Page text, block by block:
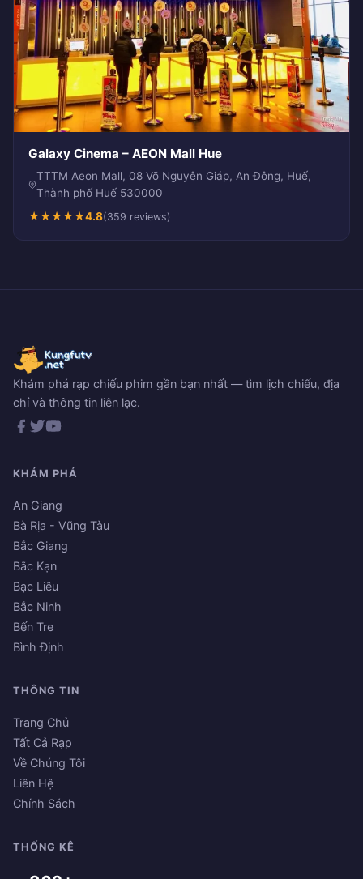
Galaxy Cinema – AEON Mall Hue
TTTM Aeon Mall, 08 Võ Nguyên Giáp, An Đông, Huế,
Thành phố Huế 530000
★★★★★4.8(359 reviews)
Khám phá rạp chiếu phim gần bạn nhất — tìm lịch chiếu, địa
chỉ và thông tin liên lạc.
KHÁM PHÁ
An Giang
Bà Rịa - Vũng Tàu
Bắc Giang
Bắc Kạn
Bạc Liêu
Bắc Ninh
Bến Tre
Bình Định
THÔNG TIN
Trang Chủ
Tất Cả Rạp
Về Chúng Tôi
Liên Hệ
Chính Sách
THỐNG KÊ